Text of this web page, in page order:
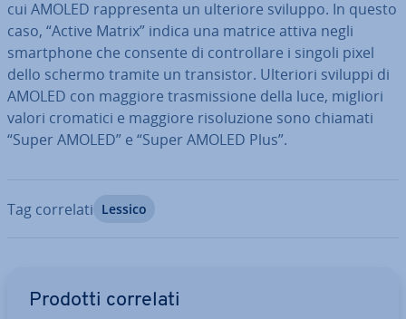
cui AMOLED rap­pre­sen­ta un ulteriore sviluppo. In questo
caso, “Active Matrix” indica una matrice attiva negli
smart­pho­ne che consente di con­trol­la­re i singoli pixel
dello schermo tramite un tran­si­stor. Ulteriori sviluppi di
AMOLED con maggiore tra­smis­sio­ne della luce, migliori
valori cromatici e maggiore ri­so­lu­zio­ne sono chiamati
“Super AMOLED” e “Super AMOLED Plus”.
Tag correlati Lessico
Prodotti correlati